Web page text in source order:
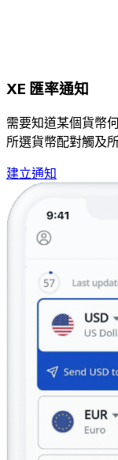
XE 匯率通知
需要知道某個貨幣
所選貨幣配對觸及
建立通知